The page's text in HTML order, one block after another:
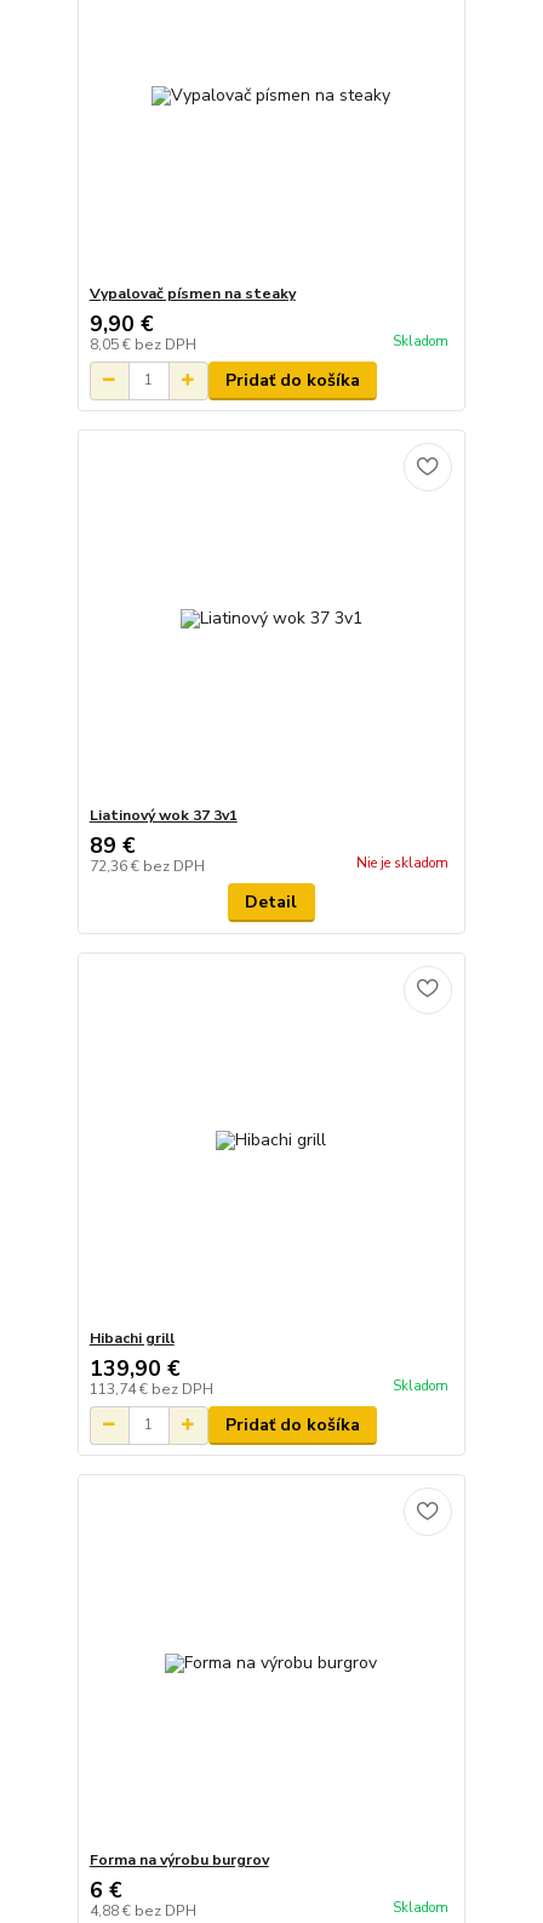
Vypalovač písmen na steaky
9,90 €
8,05 € bez DPH Skladom
Pridať do košíka
Liatinový wok 37 3v1
89 €
72,36 € bez DPH Nie je skladom
Detail
Hibachi grill
139,90 €
113,74 € bez DPH Skladom
Pridať do košíka
Forma na výrobu burgrov
6 €
4,88 € bez DPH Skladom